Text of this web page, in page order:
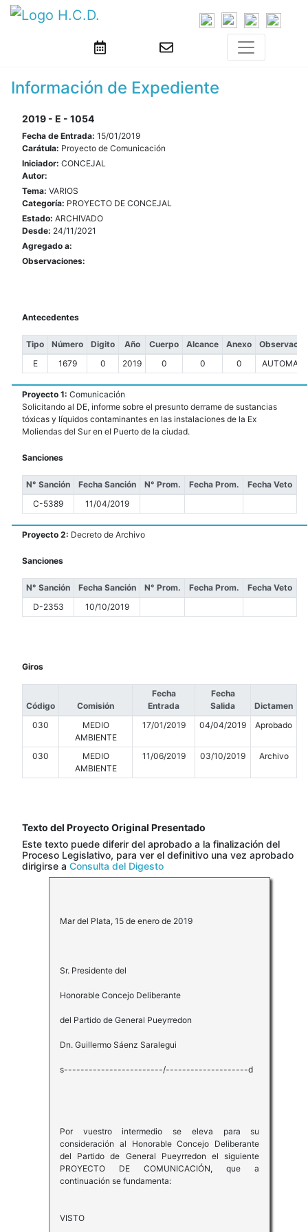
Información de Expediente
2019 - E - 1054
Fecha de Entrada: 15/01/2019
Carátula: Proyecto de Comunicación
Iniciador: CONCEJAL
Autor:
Tema: VARIOS
Categoría: PROYECTO DE CONCEJAL
Estado: ARCHIVADO
Desde: 24/11/2021
Agregado a:
Observaciones:
Antecedentes
Tipo Número Digito Año Cuerpo Alcance Anexo
E
1679 0 2019 0 0 0
Proyecto 1: Comunicación
Solicitando al DE, informe sobre el presunto derrame de sustancias
tóxicas y líquidos contaminantes en las instalaciones de la Ex
Moliendas del Sur en el Puerto de la ciudad.
Sanciones
N° Sanción Fecha Sanción N° Prom. Fecha Prom.
Fecha Veto
C-5389
11/04/2019
Proyecto 2: Decreto de Archivo
Sanciones
N° Sanción Fecha Sanción N° Prom. Fecha Prom.
Fecha Veto
D-2353
10/10/2019
Giros
Código Comisión
Fecha
Entrada
Fecha
Salida
Dictamen
030
MEDIO
AMBIENTE
17/01/2019 04/04/2019 Aprobado
030
MEDIO
AMBIENTE
11/06/2019 03/10/2019 Archivo
Texto del Proyecto Original Presentado
Este texto puede diferir del aprobado a la finalización del
Proceso Legislativo, para ver el definitivo una vez aprobado
dirigirse a Consulta del Digesto
Mar del Plata, 15 de enero de 2019
Sr. Presidente del
Honorable Concejo Deliberante
del Partido de General Pueyrredon
Dn. Guillermo Sáenz Saralegui
s------------------------/--------------------d
Por vuestro intermedio se eleva para su
consideración al Honorable Concejo Deliberante
del Partido de General Pueyrredon el siguiente
PROYECTO DE COMUNICACIÓN, que a
continuación se fundamenta:
VISTO